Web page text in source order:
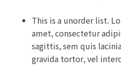
This is a unorder list.
amet, consectetur
sagittis, sem quis
gravida tortor, vel